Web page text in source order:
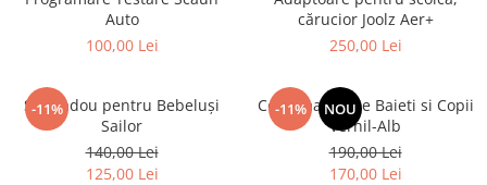
Auto
100,00 Lei
cărucior Joolz Aer+
250,00 Lei
-11%
Set Cadou pentru Bebeluși
Sailor
140,00 Lei
125,00 Lei
-11% NOU
Costumas Bebe Baieti si Copii
Vernil-Alb
190,00 Lei
170,00 Lei